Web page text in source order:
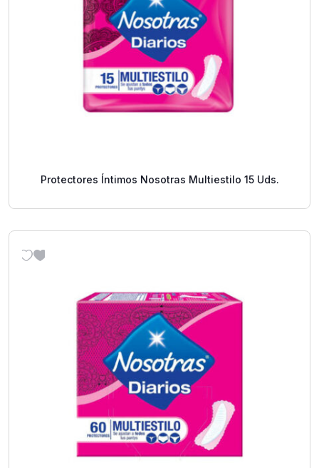
Protectores Íntimos Nosotras Multiestilo 15 Uds.